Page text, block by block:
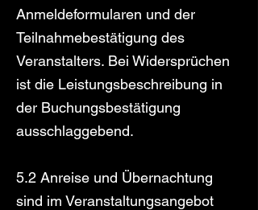
Anmeldeformularen und der
Teilnahmebestätigung des
Veranstalters. Bei Widersprüchen
ist die Leistungsbeschreibung in
der Buchungsbestätigung
ausschlaggebend.
5.2 Anreise und Übernachtung
sind im Veranstaltungsangebot